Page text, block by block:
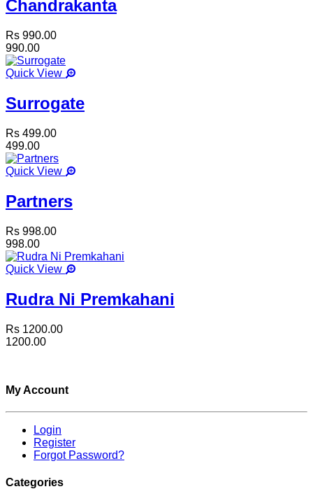
Chandrakanta
Rs 990.00
990.00
Quick View
Surrogate
Rs 499.00
499.00
Quick View
Partners
Rs 998.00
998.00
Quick View
Rudra Ni Premkahani
Rs 1200.00
1200.00
My Account
Login
Register
Forgot Password?
Categories